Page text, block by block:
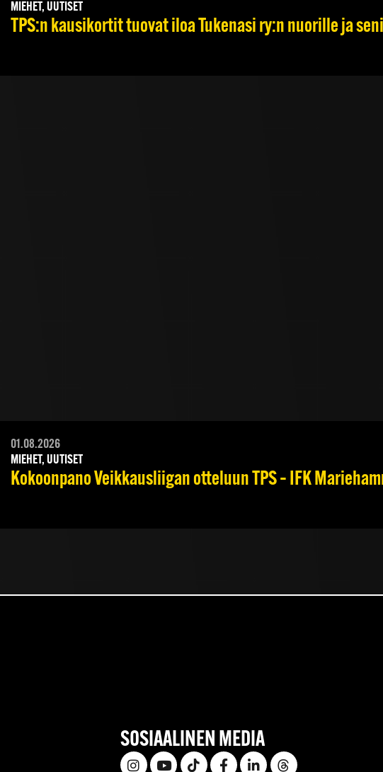
MIEHET, UUTISET
TPS:n kausikortit tuovat iloa Tukenasi ry:n nuorille ja
01.08.2026
MIEHET, UUTISET
Kokoonpano Veikkausliigan otteluun TPS – IFK
SOSIAALINEN MEDIA